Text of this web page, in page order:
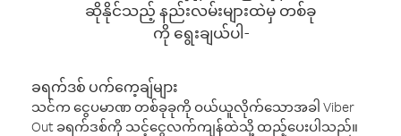
ဆိုနိုင်သည့် နည်းလမ်းများထဲမှ တစ်ခု
ကို ရွေးချယ်ပါ-
ခရက်ဒစ် ပက်ကေ့ချ်များ
သင်က ငွေပမာဏ တစ်ခုခုကို ဝယ်ယူလိုက်သောအခါ Viber
Out ခရက်ဒစ်ကို သင့်ငွေလက်ကျန်ထဲသို့ ထည့်ပေးပါသည်။